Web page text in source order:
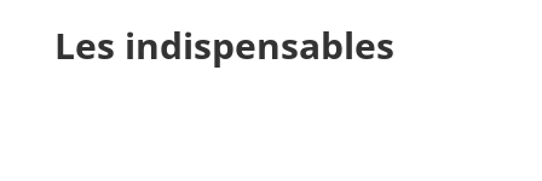
Les indispensables